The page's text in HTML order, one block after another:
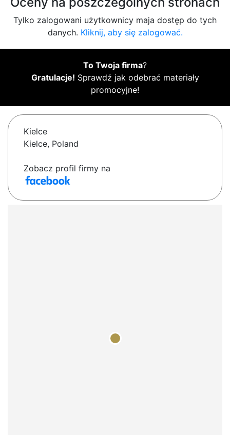
Tylko zalogowani użytkownicy maja dostęp do tych
danych. Kliknij, aby się zalogować.
To Twoja firma?
Gratulacje! Sprawdź jak odebrać materiały
promocyjne!
Kielce
Kielce, Poland
Zobacz profil firmy na